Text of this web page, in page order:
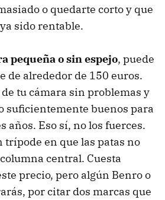
o quedarte corto y que
sido rentable.
pequeña o sin espejo, puede
de alrededor de 150 euros.
tu cámara sin problemas y
suficientemente buenos para
años. Eso sí, no los fuerces.
trípode en que las patas no
central. Cuesta
precio, pero algún Benro o
por citar dos marcas que